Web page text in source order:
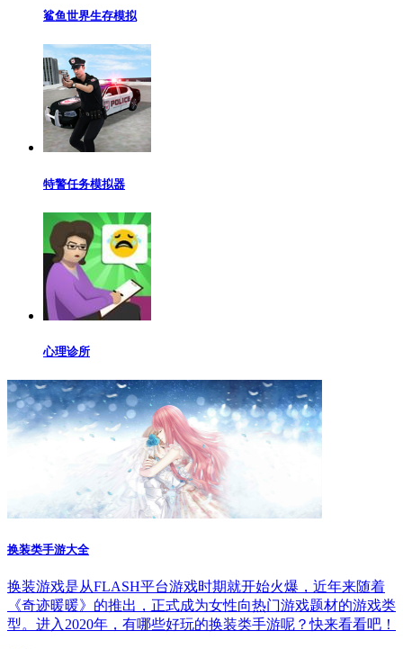
鲨鱼世界生存模拟
特警任务模拟器
心理诊所
换装类手游大全
换装游戏是从FLASH平台游戏时期就开始火爆，近年来随着
《奇迹暖暖》的推出，正式成为女性向热门游戏题材的游戏类
型。进入2020年，有哪些好玩的换装类手游呢？快来看看吧！